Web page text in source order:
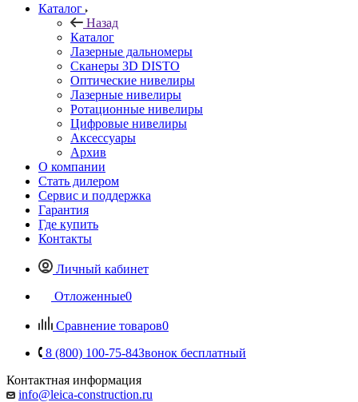
Каталог
Назад
Каталог
Лазерные дальномеры
Сканеры 3D DISTO
Оптические нивелиры
Лазерные нивелиры
Ротационные нивелиры
Цифровые нивелиры
Аксессуары
Архив
О компании
Стать дилером
Сервис и поддержка
Гарантия
Где купить
Контакты
Личный кабинет
Отложенные0
Сравнение товаров0
8 (800) 100-75-84Звонок бесплатный
Контактная информация
info@leica-construction.ru